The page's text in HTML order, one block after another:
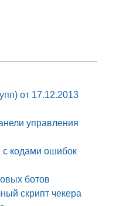
от 17.12.2013
управления
кодами ошибок
ботов
скрипт чекера